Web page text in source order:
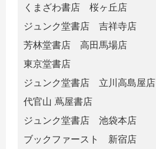
くまざわ書店 桜ヶ丘店
ジュンク堂書店 吉祥寺店
芳林堂書店 高田馬場店
東京堂書店
ジュンク堂書店 立川高島屋店
代官山 蔦屋書店
ジュンク堂書店 池袋本店
ブックファースト 新宿店